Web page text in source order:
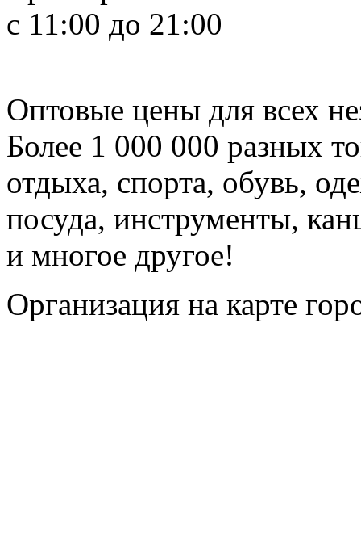
с 11:00 до 21:00
Оптовые цены для всех
Более 1 000 000 разных
отдыха, спорта, обувь,
посуда, инструменты,
и многое другое!
Организация на карте